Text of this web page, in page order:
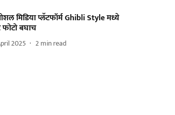
मिडिया प्लॅटफॉर्म Ghibli Style मध्ये
बघाच
2025 2min read